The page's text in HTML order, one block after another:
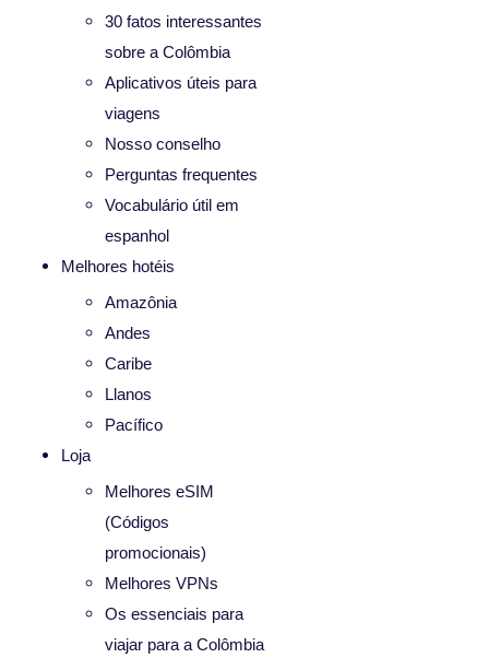
30 fatos interessantes
sobre a Colômbia
Aplicativos úteis para
viagens
Nosso conselho
Perguntas frequentes
Vocabulário útil em
espanhol
Melhores hotéis
Amazônia
Andes
Caribe
Llanos
Pacífico
Loja
Melhores eSIM
(Códigos
promocionais)
Melhores VPNs
Os essenciais para
viajar para a Colômbia